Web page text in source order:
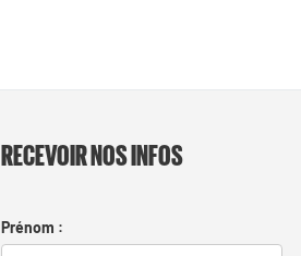
RECEVOIR NOS INFOS
Prénom :